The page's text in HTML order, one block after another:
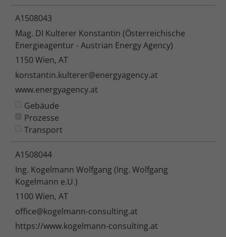
A1508043
Mag. DI Kulterer Konstantin (Österreichische
Energieagentur - Austrian Energy Agency)
1150 Wien, AT
konstantin.kulterer@energyagency.at
www.energyagency.at
Gebäude
Prozesse
Transport
A1508044
Ing. Kogelmann Wolfgang (Ing. Wolfgang
Kogelmann e.U.)
1100 Wien, AT
office@kogelmann-consulting.at
https://www.kogelmann-consulting.at